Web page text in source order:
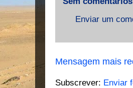
Enviar um
Mensagem mais
Subscrever: Enviar